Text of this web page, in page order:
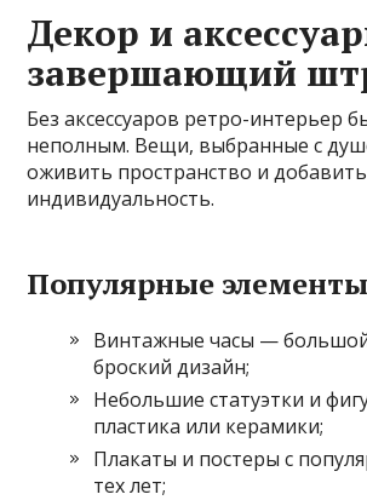
Декор и
завершающий
Без аксессуаров ретро-интерьер
неполным. Вещи, выбранные с
оживить пространство и
индивидуальность.
Популярные
Винтажные часы —
броский дизайн;
Небольшие статуэтки и
пластика или керамики;
Плакаты и постеры с
тех лет;